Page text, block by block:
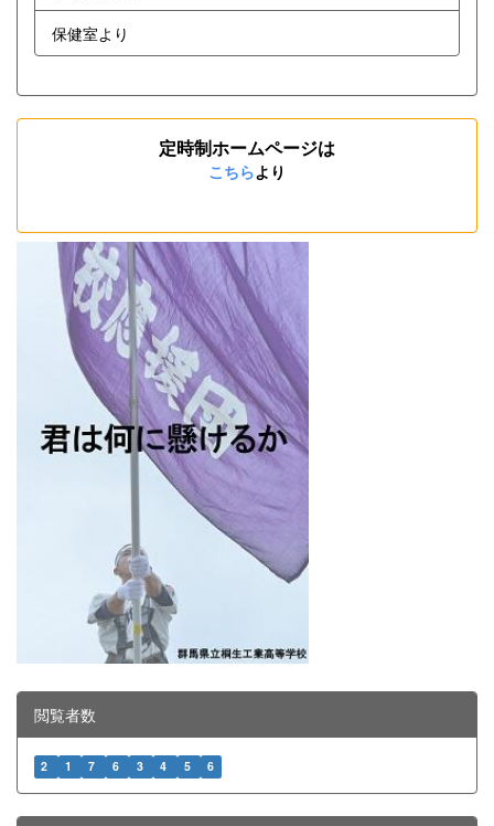
保健室より
定時制ホームページは
こちらより
閲覧者数
2 1 7 6 3 4 5 6